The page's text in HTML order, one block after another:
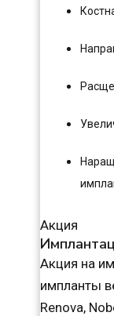
Акция
Акция на
импланты
Renova,